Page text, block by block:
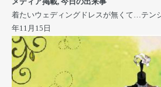
着たいウェディングドレスが無くて…テン
年11月15日